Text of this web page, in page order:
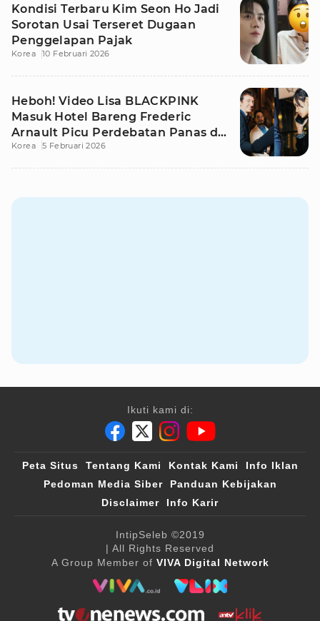
Kondisi Terbaru Kim Seon Ho Jadi
Sorotan Usai Terseret Dugaan
Penggelapan Pajak
Korea 10 Februari 2026
Heboh! Video Lisa BLACKPINK
Masuk Hotel Bareng Frederic
Arnault Picu Perdebatan Panas di
Medsos
Korea 5 Februari 2026
Ikuti kami di:
Peta Situs Tentang Kami Kontak Kami
Info Iklan
Pedoman Media Siber
Panduan Kebijakan
Disclaimer
Info Karir
IntipSeleb ©2019
| All Rights Reserved
A Group Member of VIVA Digital Network